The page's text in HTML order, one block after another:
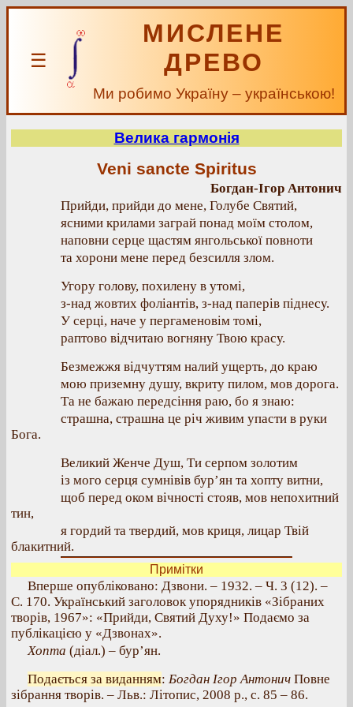
☰
МИСЛЕНЕ
ДРЕВО
Ми робимо Україну – українською!
Велика гармонія
Veni sancte Spiritus
Богдан-Ігор Антонич
Прийди, прийди до мене, Голубе Святий,
ясними крилами заграй понад моїм столом,
наповни серце щастям янгольської повноти
та хорони мене перед безсилля злом.
Угору голову, похилену в утомі,
з-над жовтих фоліантів, з-над паперів піднесу.
У серці, наче у пергаменовім томі,
раптово відчитаю вогняну Твою красу.
Безмежжя відчуттям налий ущерть, до краю
мою приземну душу, вкриту пилом, мов дорога.
Та не бажаю передсіння раю, бо я знаю:
страшна, страшна це річ живим упасти в руки
Бога.
Великий Женче Душ, Ти серпом золотим
із мого серця сумнівів бур’ян та хопту витни,
щоб перед оком вічності стояв, мов непохитний
тин,
я гордий та твердий, мов криця, лицар Твій
блакитний.
Примітки
Вперше опубліковано: Дзвони. – 1932. – Ч. 3 (12). –
С. 170. Український заголовок упорядників «Зібраних
творів, 1967»: «Прийди, Святий Духу!» Подаємо за
публікацією у «Дзвонах».
Хопта (діал.) – бур’ян.
Подається за виданням: Богдан Ігор Антонич Повне
зібрання творів. – Льв.: Літопис, 2008 р., с. 85 – 86.